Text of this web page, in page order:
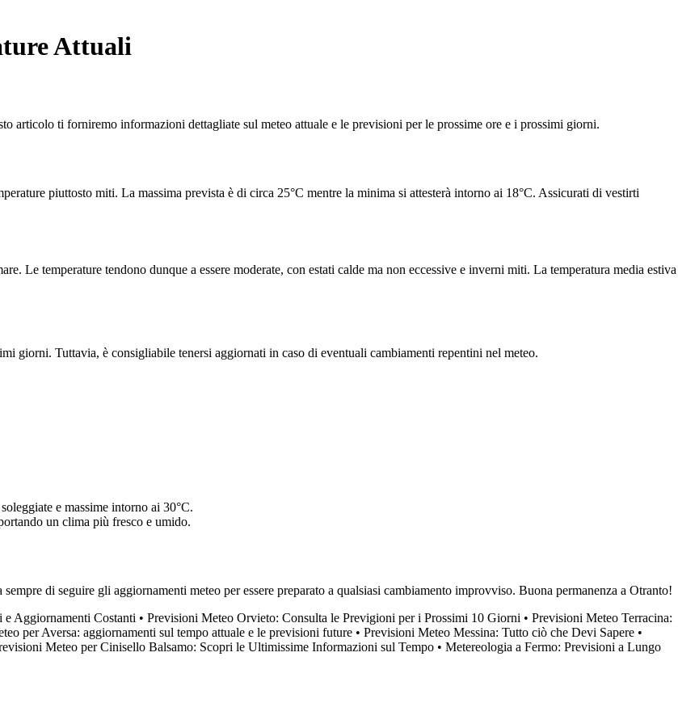
Attuali
articolo ti forniremo informazioni dettagliate sul meteo attuale e le previsioni per le prossime ore e i prossimi giorni.
piuttosto miti. La massima prevista è di circa 25°C mentre la minima si attesterà intorno ai 18°C. Assicurati di vestirti
Le temperature tendono dunque a essere moderate, con estati calde ma non eccessive e inverni miti. La temperatura media estiva
giorni. Tuttavia, è consigliabile tenersi aggiornati in caso di eventuali cambiamenti repentini nel meteo.
e massime intorno ai 30°C.
un clima più fresco e umido.
di seguire gli aggiornamenti meteo per essere preparato a qualsiasi cambiamento improvviso. Buona permanenza a Otranto!
Aggiornamenti Costanti • Previsioni Meteo Orvieto: Consulta le Previgioni per i Prossimi 10 Giorni • Previsioni Meteo Terracina:
per Aversa: aggiornamenti sul tempo attuale e le previsioni future • Previsioni Meteo Messina: Tutto ciò che Devi Sapere •
Meteo per Cinisello Balsamo: Scopri le Ultimissime Informazioni sul Tempo • Metereologia a Fermo: Previsioni a Lungo